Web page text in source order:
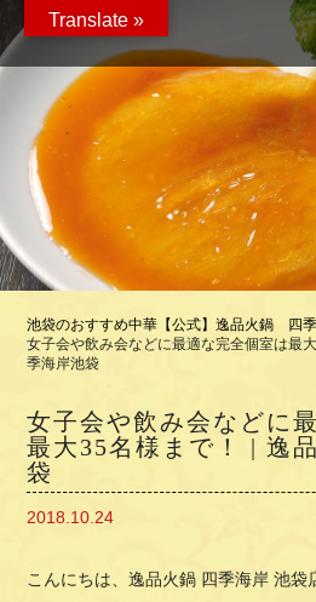
池袋のおすすめ中華【公式】逸品火鍋 四
女子会や飲み会などに最適な完全個室は最
季海岸池袋
女子会や飲み会などに
最大35名様まで！ | 逸
袋
2018.10.24
こんにちは、逸品火鍋 四季海岸 池袋
Translate »